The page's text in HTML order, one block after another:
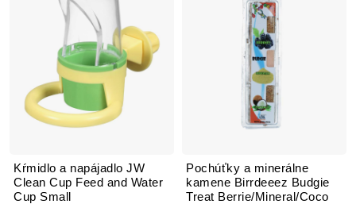
Kŕmidlo a napájadlo JW
Clean Cup Feed and Water
Cup Small
Pochúťky a minerálne
kamene Birrdeeez Budgie
Treat Berrie/Mineral/Coco